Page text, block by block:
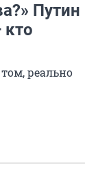
Путин
кто
реально